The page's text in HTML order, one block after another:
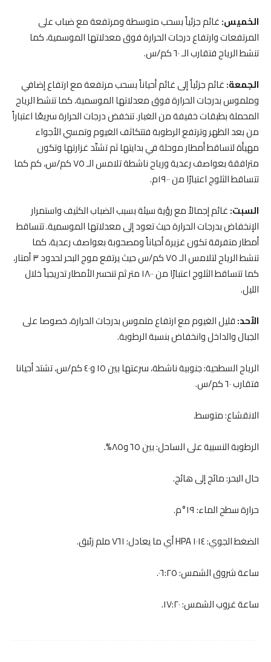
الخميس:غائم جزئياً بسحب متوسطة ومرتفعة مع ضباب على
المرتفعات وارتفاع درجات الحرارة فوق معدلاتها الموسمية، كما
تنشط الرياح فتقارب الـ ٦٠ كم/س.
الجمعة:غائم جزئياً إلى غائم أحياناً بسحب مرتفعة مع ارتفاع إضافي
وملموس بدرجات الحرارة فوق معدلاتها الموسمية، كما تنشط الرياح
المحملة بطبقات خفيفة من الغبار. تنخفض درجات الحرارة سريعًا اعتباراً
من بعد الظهر وترتفع الرطوبة فتتكاثف الغيوم وتمسي الأجواء
مهيأة لتساقط أمطار موحلة في بدايتها ثم تشتّد غزارتها وتكون
مترافقة بعواصف رعدية ورياح ناشطة تلامس الـ ٧٥ كم/س، كم كما
تتساقط الثلوج اعتبارًا من ١٩٠٠م.
السبت:غائم إجمالاً مع رؤية سيئة بسبب الضباب الكثيف واستمرار
الإنخفاض بدرجات الحرارة حيث تعود إلى معدلاتها الموسمية. تتساقط
أمطار متفرقة تكون غزيرة أحياناً ومصحوبة بعواصف رعدية، كما
تنشط الرياح لتلامس الـ ٧٥ كم/س حيث يرتفع موج البحر لحدود ٣ أمتار،
كما تتساقط الثلوج اعتبارًا من ١٨٠٠ متر ثم تنحسر الأمطار تدريجياً خلال
الليل.
الأحد:قليل الغيوم مع ارتفاع ملموس بدرجات الحرارة، خصوصا على
الجبال والداخل وانخفاض بنسبة الرطوبة.
الرياح السطحية: جنوبية ناشطة، سرعتها بين ١٥ و٤٠ كم/س، تشتد أحيانا
فتقارب ٦٠ كم/س.
الانقشاع: متوسط.
الرطوبة النسبية على الساحل: بين ٦٥ و٨٥%.
حال البحر: مائج إلى هائج.
حرارة سطح الماء: ١٩°م.
الضغط الجوي: ١٠١٤ HPA أي ما يعادل: ٧٦١ ملم زئبق.
ساعة شروق الشمس: ٠٦:٢٥.
ساعة غروب الشمس: ١٧:٢٠.